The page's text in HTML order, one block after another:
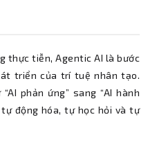
thực tiễn, Agentic AI là bước
triển của trí tuệ nhân tạo.
phản ứng” sang “AI hành
động hóa, tự học hỏi và tự